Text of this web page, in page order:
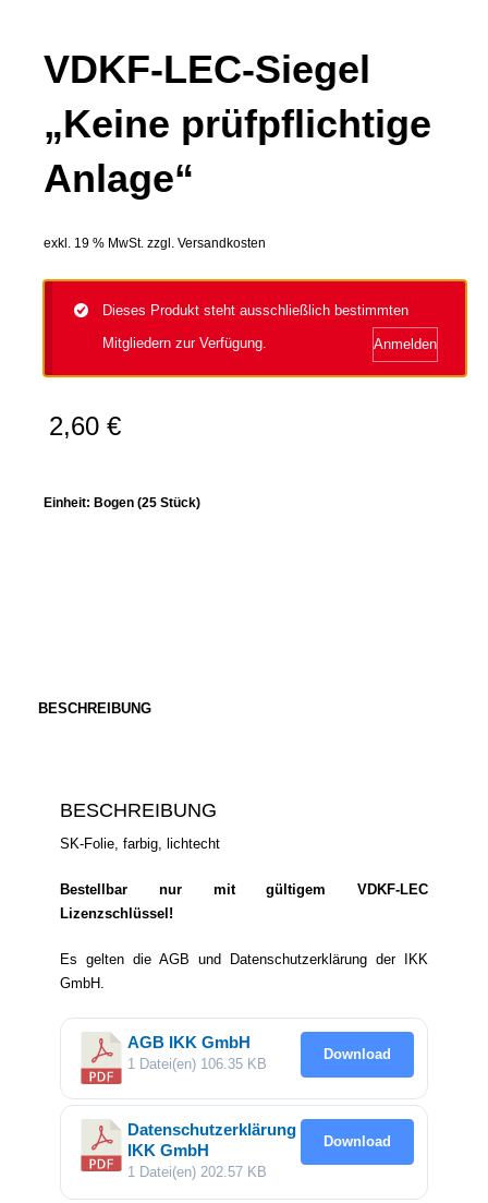
VDKF-LEC-Siegel
„Keine prüfpflichtige
Anlage“
exkl. 19 % MwSt. zzgl. Versandkosten
Dieses Produkt steht ausschließlich bestimmten
Mitgliedern zur Verfügung.
Anmelden
2,60 €
Einheit: Bogen (25 Stück)
BESCHREIBUNG
BESCHREIBUNG
SK-Folie, farbig, lichtecht
Bestellbar nur mit gültigem VDKF-LEC
Lizenzschlüssel!
Es gelten die AGB und Datenschutzerklärung der IKK
GmbH.
AGB IKK GmbH
1 Datei(en) 106.35 KB
Download
Datenschutzerklärung
IKK GmbH
1 Datei(en) 202.57 KB
Download